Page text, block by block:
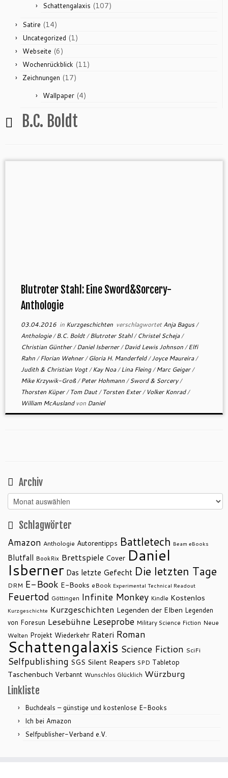
Schattengalaxis (107)
Satire (14)
Uncategorized (1)
Webseite (6)
Wochenrückblick (11)
Zeichnungen (17)
Wallpaper (4)
B.C. Boldt
Blutroter Stahl: Eine Sword&Sorcery-
Anthologie
03.04.2016in Kurzgeschichten verschlagwortetAnja Bagus/
Anthologie/B.C. Boldt/Blutroter Stahl/Christel Scheja/
Christian Günther/Daniel Isberner/David Lewis Johnson/Elfi
Rahn/Florian Wehner/Gloria H. Manderfeld/Joyce Maureira/
Judith & Christian Vogt/Kay Noa/Lina Fleing/Marc Geiger/
Mike Krzywik-Groß/Peter Hohmann/Sword & Sorcery/
Thorsten Küper/Tom Daut/Torsten Exter/ Volker Konrad/
William McAusland von Daniel
Archiv
Archiv
Schlagwörter
Amazon Anthologie Autorentipps Battletech Beam eBooks
Blutfall BookRix Brettspiele Cover Daniel
Isberner Das letzte Gefecht Die letzten Tage
DRM E-Book E-Books eBook Experimental Technical Readout
Feuertod Göttingen Infinite Monkey Kindle Kostenlos
Kurzgeschichte Kurzgeschichten Legenden der Elben Legenden
von Foresun Lesebühne Leseprobe Military Science Fiction Neue
Welten Projekt Wiederkehr Rateri Roman
Schattengalaxis Science Fiction SciFi
Selfpublishing SGS Silent Reapers SPD Tabletop
Taschenbuch Verbannt Wunschlos Glücklich Würzburg
Linkliste
Buchdeals – günstige und kostenlose E-Books
Ich bei Amazon
Selfpublisher-Verband e.V.